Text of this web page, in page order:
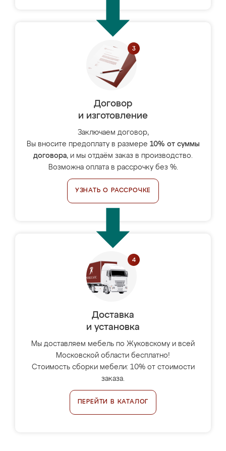
Договор
и изготовление
Заключаем договор,
Вы вносите предоплату в размере 10% от суммы
договора, и мы отдаём заказ в производство.
Возможна оплата в рассрочку без %.
УЗНАТЬ О РАССРОЧКЕ
Доставка
и установка
Мы доставляем мебель по Жуковскому и всей
Московской области бесплатно!
Стоимость сборки мебели: 10% от стоимости
заказа.
ПЕРЕЙТИ В КАТАЛОГ